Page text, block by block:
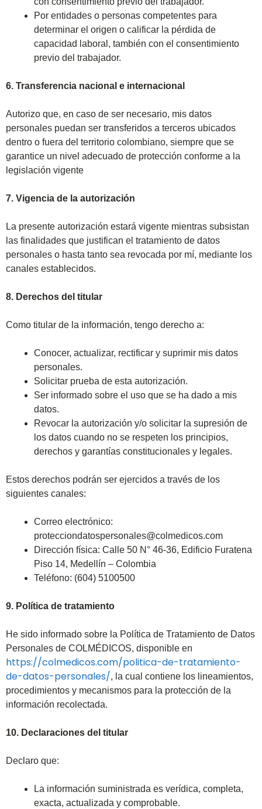
Por entidades o personas competentes para
determinar el origen o calificar la pérdida de
capacidad laboral, también con el consentimiento
previo del trabajador.
6. Transferencia nacional e internacional
Autorizo que, en caso de ser necesario, mis datos
personales puedan ser transferidos a terceros ubicados
dentro o fuera del territorio colombiano, siempre que se
garantice un nivel adecuado de protección conforme a la
legislación vigente
7. Vigencia de la autorización
La presente autorización estará vigente mientras subsistan
las finalidades que justifican el tratamiento de datos
personales o hasta tanto sea revocada por mí, mediante los
canales establecidos.
8. Derechos del titular
Como titular de la información, tengo derecho a:
Conocer, actualizar, rectificar y suprimir mis datos
personales.
Solicitar prueba de esta autorización.
Ser informado sobre el uso que se ha dado a mis
datos.
Revocar la autorización y/o solicitar la supresión de
los datos cuando no se respeten los principios,
derechos y garantías constitucionales y legales.
Estos derechos podrán ser ejercidos a través de los
siguientes canales:
Correo electrónico:
protecciondatospersonales@colmedicos.com
Dirección física: Calle 50 N° 46-36, Edificio Furatena
Piso 14, Medellín – Colombia
Teléfono: (604) 5100500
9. Política de tratamiento
He sido informado sobre la Política de Tratamiento de Datos
Personales de COLMÉDICOS, disponible en
https://colmedicos.com/politica-de-tratamiento-
de-datos-personales/, la cual contiene los lineamientos,
procedimientos y mecanismos para la protección de la
información recolectada.
10. Declaraciones del titular
Declaro que:
La información suministrada es verídica, completa,
exacta, actualizada y comprobable.